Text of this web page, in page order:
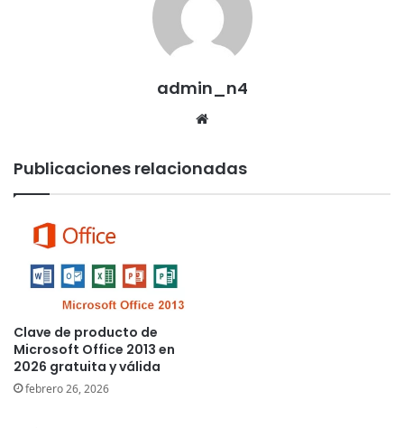
admin_n4
Publicaciones relacionadas
Clave de producto de
Microsoft Office 2013 en
2026 gratuita y válida
febrero 26, 2026